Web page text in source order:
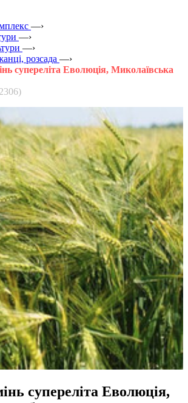
—›
—›
—›
розсада —›
супереліта Еволюція, Миколаївська
супереліта Еволюція,